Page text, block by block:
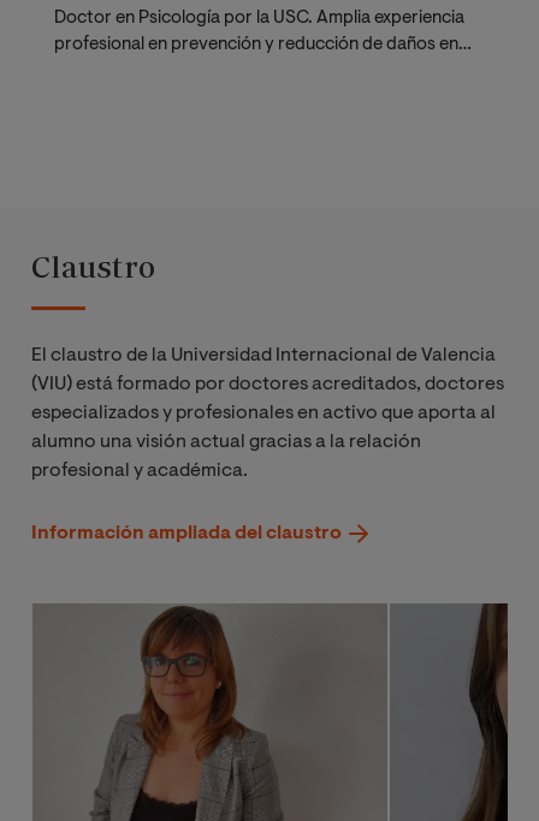
relacionadas a
sustancias
aplicados a la
evaluación de
necesidades y
recursos,
formulación y
Criterios de
calidad
aplicados a la
implementaci
ón, evaluación
y mejora de la
intervención
Doctor en Psicología por la USC. Amplia experiencia
profesional en prevención y reducción de daños en
Claustro
El claustro de la Universidad Internacional de Valencia
(VIU) está formado por doctores acreditados, doctores
especializados y profesionales en activo que aporta al
alumno una visión actual gracias a la relación
profesional y académica.
Información ampliada del claustro